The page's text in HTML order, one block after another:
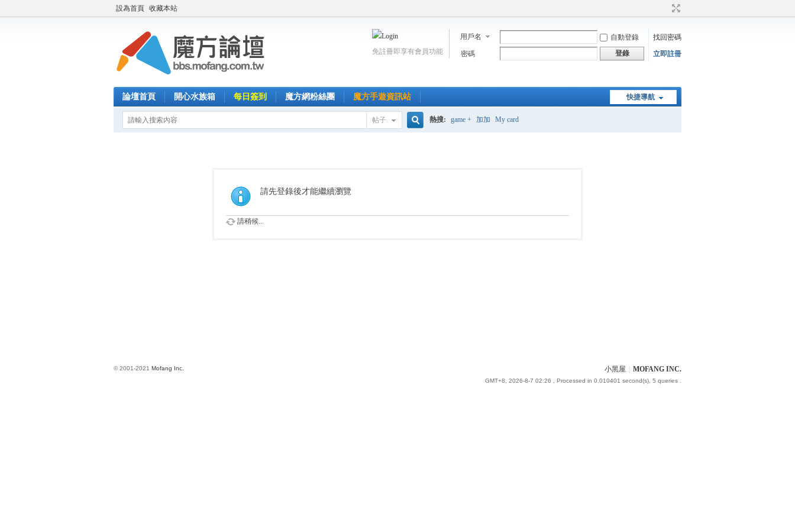
設為首頁 收藏本站
用戶名 自動登錄
找回密碼
密碼
登錄 立即註冊
免註冊即享有會員功能
快捷導航
論壇首頁 開心水族箱 每日簽到 魔方網粉絲團 魔方手遊資訊站
帖子 熱搜: game + 加加 My card
請先登錄後才能繼續瀏覽
請稍候...
小黑屋 MOFANG INC.
GMT+8, 2026-8-7 02:26 , Processed in 0.010401 second(s), 5 queries .
© 2001-2021 Mofang Inc.